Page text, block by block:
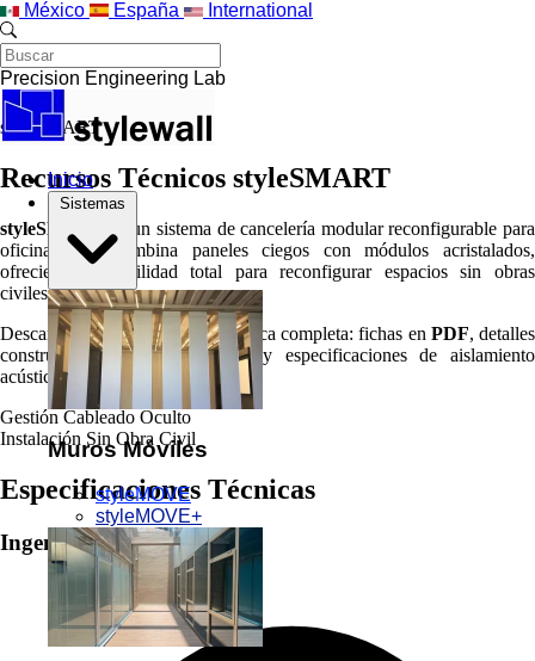
Saltar al contenido principal
México España International
Precision Engineering Lab
Inicio
Muros Móviles
styleMOVE
styleMOVE+
styleSMART
Recursos Técnicos styleSMART
styleSMART
es un sistema de cancelería modular reconfigurable para
oficinas que combina paneles ciegos con módulos acristalados,
ofreciendo flexibilidad total para reconfigurar espacios sin obras
civiles.
Descargue la documentación técnica completa: fichas en PDF, detalles
constructivos en
CAD (.dwg)y especificaciones de aislamiento
acústico bajo norma
ISO 717
Gestión Cableado Oculto
Instalación Sin Obra Civil
Especificaciones Técnicas
Ingeniería Inteligente